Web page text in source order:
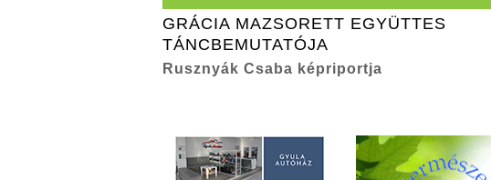
GRÁCIA MAZSORETT EGYÜTTES
TÁNCBEMUTATÓJA
Rusznyák Csaba képriportja